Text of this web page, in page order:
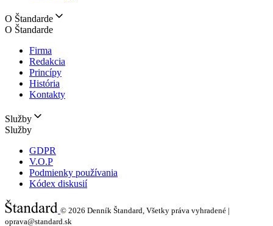
O Štandarde
O Štandarde
Firma
Redakcia
Princípy
História
Kontakty
Služby
Služby
GDPR
V.O.P
Podmienky používania
Kódex diskusií
© 2026 Denník Štandard, Všetky práva vyhradené |
oprava@standard.sk